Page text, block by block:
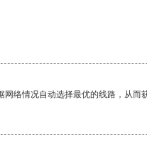
络情况自动选择最优的线路，从而